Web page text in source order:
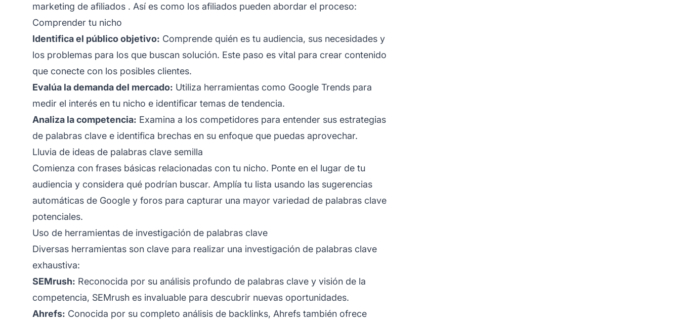
marketing de afiliados . Así es como los afiliados pueden abordar el proceso:
Comprender tu nicho
Identifica el público objetivo: Comprende quién es tu audiencia, sus necesidades y
los problemas para los que buscan solución. Este paso es vital para crear contenido
que conecte con los posibles clientes.
Evalúa la demanda del mercado: Utiliza herramientas como Google Trends para
medir el interés en tu nicho e identificar temas de tendencia.
Analiza la competencia: Examina a los competidores para entender sus estrategias
de palabras clave e identifica brechas en su enfoque que puedas aprovechar.
Lluvia de ideas de palabras clave semilla
Comienza con frases básicas relacionadas con tu nicho. Ponte en el lugar de tu
audiencia y considera qué podrían buscar. Amplía tu lista usando las sugerencias
automáticas de Google y foros para capturar una mayor variedad de palabras clave
potenciales.
Uso de herramientas de investigación de palabras clave
Diversas herramientas son clave para realizar una investigación de palabras clave
exhaustiva:
SEMrush: Reconocida por su análisis profundo de palabras clave y visión de la
competencia, SEMrush es invaluable para descubrir nuevas oportunidades.
Ahrefs: Conocida por su completo análisis de backlinks, Ahrefs también ofrece